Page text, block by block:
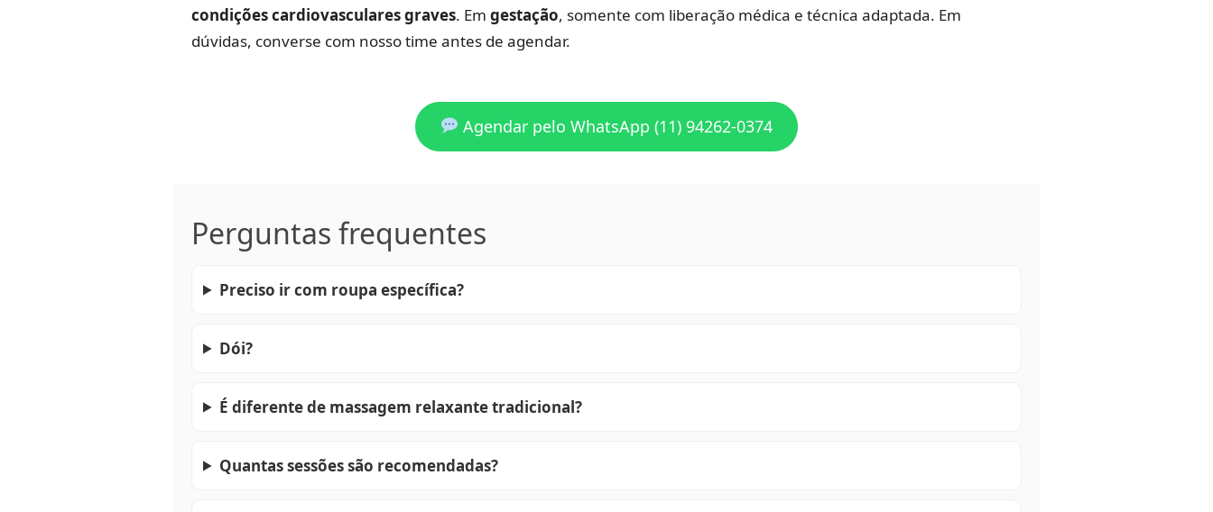
condições cardiovasculares graves. Em gestação, somente com liberação médica e técnica adaptada. Em
dúvidas, converse com nosso time antes de agendar.
Agendar pelo WhatsApp (11) 94262-0374
Perguntas frequentes
Preciso ir com roupa específica?
Dói?
É diferente de massagem relaxante tradicional?
Quantas sessões são recomendadas?